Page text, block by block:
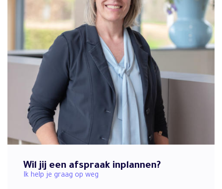
Wil jij een afspraak inplannen?
Ik help je graag op weg